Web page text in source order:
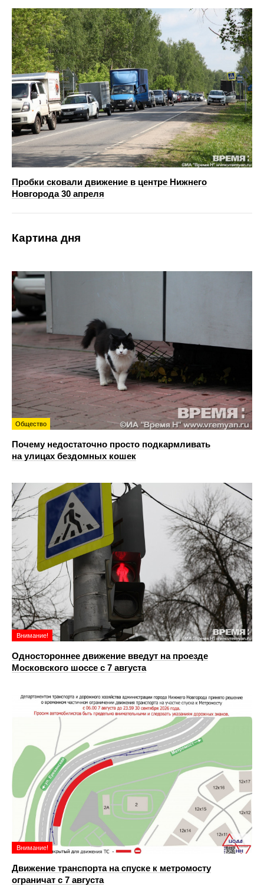
Пробки сковали движение в центре Нижнего
Новгорода 30 апреля
Картина дня
Общество
Почему недостаточно просто подкармливать
на улицах бездомных кошек
Внимание!
Одностороннее движение введут на проезде
Московского шоссе с 7 августа
Внимание!
Движение транспорта на спуске к метромосту
ограничат с 7 августа